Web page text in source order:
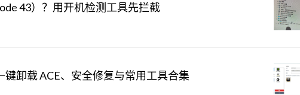
43）？用开机检测工具先拦截
卸载 ACE、安全修复与常用工具合集